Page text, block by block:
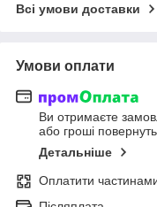
Всі умови доставки
Умови оплати
Ви отримаєте
або гроші
Детальніше
Оплатити